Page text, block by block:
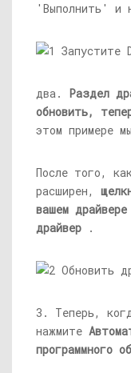
'Выполнить' и
два. Раздел
обновить,
этом примере
После того,
расширен,
вашем драйвере
драйвер .
3. Теперь,
нажмите
программного